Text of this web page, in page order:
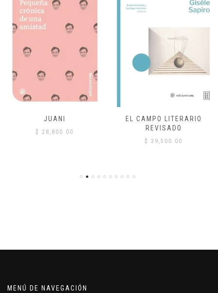
JUANI
$ 28,800.00
EL CAMPO LITERARIO
REVISADO
$ 39,500.00
MENÚ DE NAVEGACIÓN